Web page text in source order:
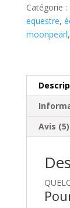
Catégorie :
equestre,
moonpearl,
Avis (5)